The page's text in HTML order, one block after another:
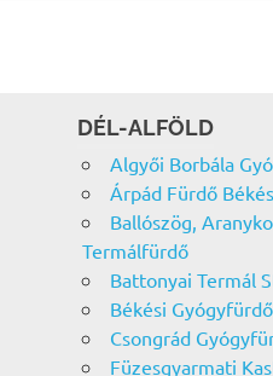
DÉL-ALFÖLD
Algyői Borbála
Árpád Fürdő
Ballószög,
Termálfürdő
Battonyai Termál
Békési Gyógyfürdő
Csongrád
Füzesgyarmati